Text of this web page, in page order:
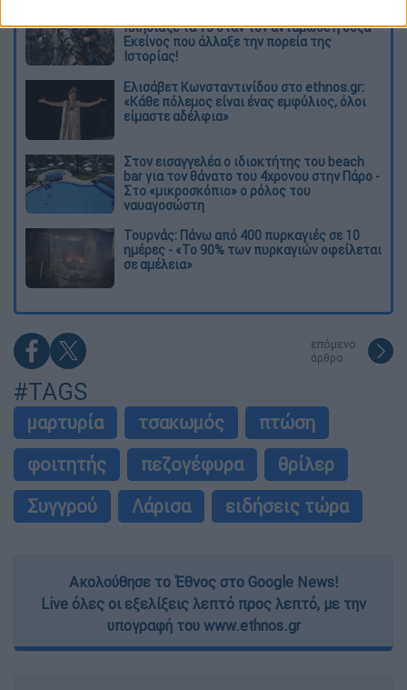
πλησίαζε τα 75 όταν τον αντάμωσε η δόξα –
Εκείνος που άλλαξε την πορεία της
Ιστορίας!
Ελισάβετ Κωνσταντινίδου στο ethnos.gr:
«Κάθε πόλεμος είναι ένας εμφύλιος, όλοι
είμαστε αδέλφια»
Στον εισαγγελέα ο ιδιοκτήτης του beach
bar για τον θάνατο του 4χρονου στην Πάρο -
Στο «μικροσκόπιο» ο ρόλος του
ναυαγοσώστη
Τουρνάς: Πάνω από 400 πυρκαγιές σε 10
ημέρες - «Το 90% των πυρκαγιών οφείλεται
σε αμέλεια»
επόμενο
άρθρο
#TAGS
μαρτυρία τσακωμός
πτώση
φοιτητής
πεζογέφυρα
θρίλερ
Συγγρού
Λάρισα ειδήσεις τώρα
Ακολούθησε το Έθνος στο Google News!
Live όλες οι εξελίξεις λεπτό προς λεπτό, με την
υπογραφή του www.ethnos.gr